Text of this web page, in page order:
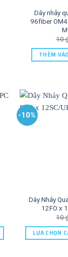
Dây nhảy
96fiber
10
THÊM
-10%
Dây Nhảy
12FO x
10
LỰA CHỌN